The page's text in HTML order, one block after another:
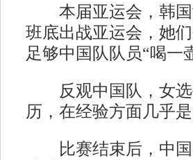
本届亚运会，韩国
班底出战亚运会，她
足够中国队队员“喝一
反观中国队，女选
历，在经验方面几乎是
比赛结束后，中国